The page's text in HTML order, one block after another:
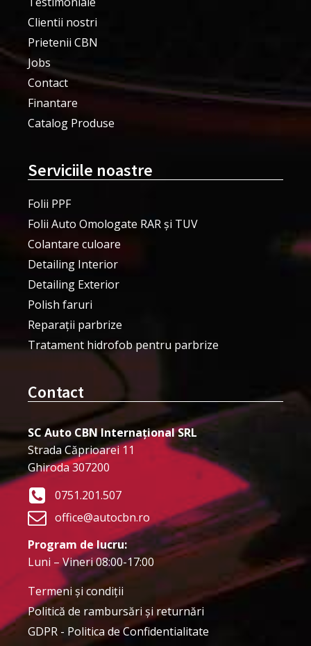
Clientii nostri
Prietenii CBN
Jobs
Contact
Finantare
Catalog Produse
Serviciile noastre
Folii PPF
Folii Auto Omologate RAR și TUV
Colantare culoare
Detailing Interior
Detailing Exterior
Polish faruri
Reparații parbrize
Tratament hidrofob pentru parbrize
Contact
SC Auto CBN Internațional SRL
Strada Căprioarei 11
Ghiroda 307200
0751.201.507
office@autocbn.ro
Program de lucru:
Luni – Vineri 08:00-17:00
Termeni şi condiţii
Politică de rambursări și returnări
GDPR - Politica de Confidentialitate